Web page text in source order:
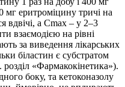
мг еритроміцину тричі на
вдвічі, а Cmax – у 2–3
взаємодією на рівні
за виведення лікарських
біластин є субстратом
розділ «Фармакокінетика»).
боку, та кетоконазолу